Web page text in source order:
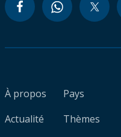
À propos
Actualité
Pays
Thèmes